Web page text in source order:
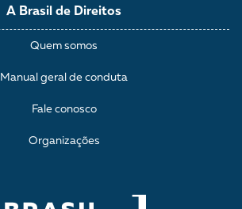
A Brasil de Direitos
Quem somos
Manual geral de conduta
Fale conosco
Organizações